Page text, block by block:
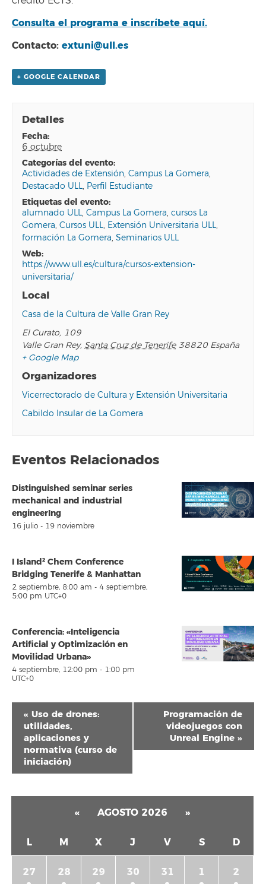
Consulta el programa e inscríbete aquí.
Contacto: extuni@ull.es
+ GOOGLE CALENDAR
Detalles
fecha:
6 octubre
categorías del evento:
Actividades de Extensión,Campus La Gomera,
Destacado ULL, Perfil Estudiante
etiquetas del evento:
alumnado ULL,Campus La Gomera,cursos La
Gomera,Cursos ULL, Extensión Universitaria ULL,
formación La Gomera,Seminarios ULL
web:
https://www.ull.es/cultura/cursos-extension-
universitaria/
Local
Casa de la Cultura de Valle Gran Rey
El Curato, 109
Valle Gran Rey, Santa Cruz de Tenerife 38820 España
+ Google Map
Organizadores
Vicerrectorado de Cultura y Extensión Universitaria
Cabildo Insular de La Gomera
Eventos Relacionados
Distinguished seminar series
mechanical and industrial
engineerIng
16 julio - 19 noviembre
I Island² Chem Conference
Bridging Tenerife & Manhattan
2 septiembre, 8:00 am - 4 septiembre,
5:00 pm UTC+0
Conferencia: «Inteligencia
Artificial y Optimización en
Movilidad Urbana»
4 septiembre, 12:00 pm - 1:00 pm
UTC+0
Navegación
del
Evento
« Uso de drones:
utilidades,
aplicaciones y
normativa (curso de
iniciación)
Programación de
videojuegos con
Unreal Engine »
« AGOSTO 2026 »
L M X J V S D
27 28 29 30 31 1 2